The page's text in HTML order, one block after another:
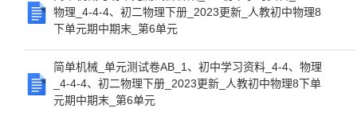
物理_4-4-4、初二物理下册_2023更新_人教初中物理8
下单元期中期末_第6单元
简单机械_单元测试卷AB_1、初中学习资料_4-4、物理
_4-4-4、初二物理下册_2023更新_人教初中物理8下单
元期中期末_第6单元